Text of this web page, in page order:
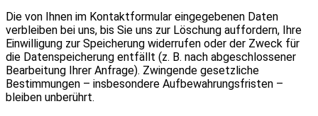
Die von Ihnen im Kontaktformular eingegebenen Daten
verbleiben bei uns, bis Sie uns zur Löschung auffordern, Ihre
Einwilligung zur Speicherung widerrufen oder der Zweck für
die Datenspeicherung entfällt (z. B. nach abgeschlossener
Bearbeitung Ihrer Anfrage). Zwingende gesetzliche
Bestimmungen – insbesondere Aufbewahrungsfristen –
bleiben unberührt.